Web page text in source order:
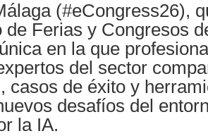
(#eCongress26),
de Ferias y Congresos
en la que
del sector
casos de éxito y
desafíos del
la IA.